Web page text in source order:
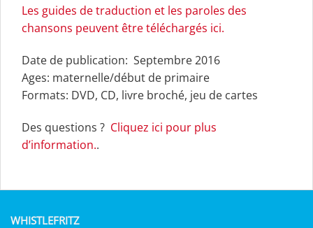
Les guides de traduction et les paroles des
chansons peuvent être téléchargés ici.
Date de publication: Septembre 2016
Ages: maternelle/début de primaire
Formats: DVD, CD, livre broché, jeu de cartes
Des questions ? Cliquez ici pour plus
d’information..
WHISTLEFRITZ